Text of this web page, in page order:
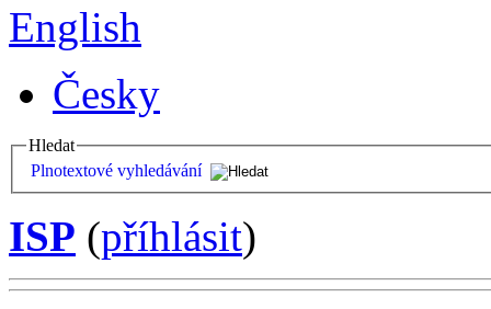
English
Česky
Hledat
Plnotextové vyhledávání
ISP (příhlásit)